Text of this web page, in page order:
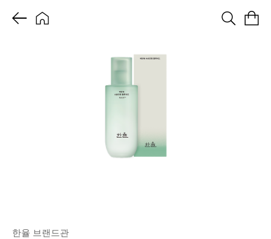
한율 브랜드관